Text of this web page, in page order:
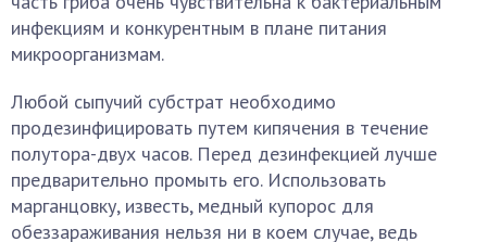
инфекциям и конкурентным в плане питания
микроорганизмам.
Любой сыпучий субстрат необходимо
продезинфицировать путем кипячения в течение
полутора-двух часов. Перед дезинфекцией лучше
предварительно промыть его. Использовать
марганцовку, известь, медный купорос для
обеззараживания нельзя ни в коем случае, ведь